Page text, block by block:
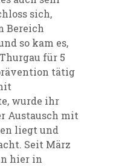
sich,
Bereich
so kam es,
für 5
tätig
wurde ihr
Austausch mit
liegt und
Seit März
hier in